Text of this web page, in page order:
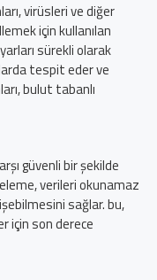
virüsleri ve diğer
için kullanılan
sürekli olarak
tespit eder ve
bulut tabanlı
güvenli bir şekilde
verileri okunamaz
sağlar. bu,
için son derece